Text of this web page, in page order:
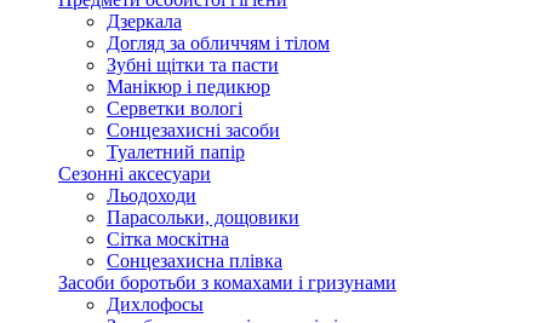
Дзеркала
Догляд за обличчям і тілом
Зубні щітки та пасти
Манікюр і педикюр
Серветки вологі
Сонцезахисні засоби
Туалетний папір
Сезонні аксесуари
Льодоходи
Парасольки, дощовики
Сітка москітна
Сонцезахисна плівка
Засоби боротьби з комахами і гризунами
Дихлофосы